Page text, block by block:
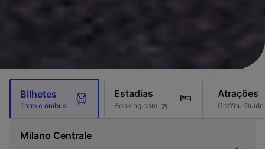
Bilhetes
Trem e ônibus
Estadias
Booking.com
Atrações
GetYourGuide